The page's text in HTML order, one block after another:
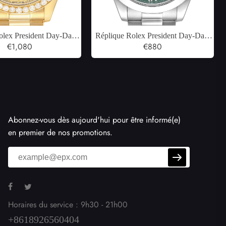
President Day-Date
homme en or jaune et
€1,080
Réplique Rolex President Day-Date
40 Platinum Roman Dial Watch
€880
Abonnez-vous dès aujourd'hui pour être informé(e)
en premier de nos promotions.
Horaires du service : 9h30 - 21h00
+8618926560404